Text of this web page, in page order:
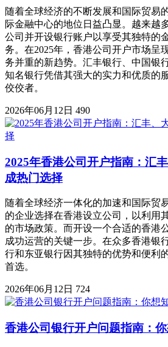
随着全球经济的不断发展和国际贸易
际金融中心的地位日益凸显。越来越
公司并开设银行账户以享受其独特的
务。在2025年，香港公司开户市场呈
务并重的新趋势。汇丰银行、中国银
知名银行凭借其强大的实力和优质的
佼佼者。
2026年06月12日 490
2025年香港公司开户指南：汇
成热门选择
随着全球经济一体化的加速和国际贸
的企业选择在香港设立公司，以利用
的市场政策。而开设一个合适的香港
成功运营的关键一步。在众多香港银
行和东亚银行因其独特的优势和便利
首选。
2026年06月12日 724
香港公司银行开户问题指南：